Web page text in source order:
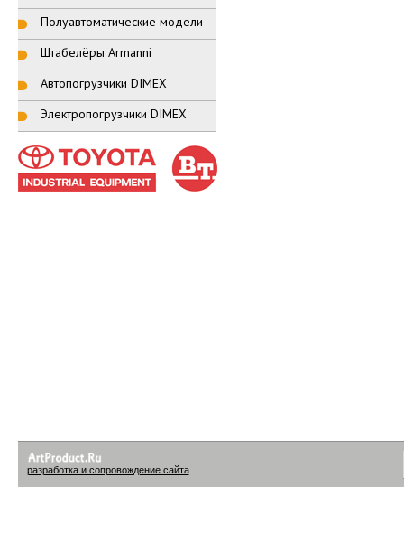
Полуавтоматические модели
Штабелёры Armanni
Автопогрузчики DIMEX
Электропогрузчики DIMEX
разработка и сопровождение сайта